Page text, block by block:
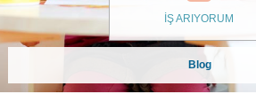
İŞ ARIYORUM
Blog